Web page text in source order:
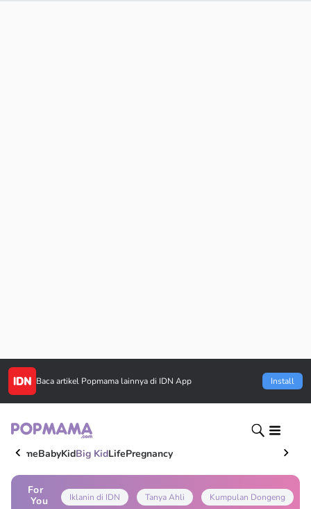
Baca artikel Popmama lainnya di IDN App Install
HomeBabyKidBig KidLifePregnancy
For
You
Iklanin di IDN Tanya Ahli Kumpulan Dongeng